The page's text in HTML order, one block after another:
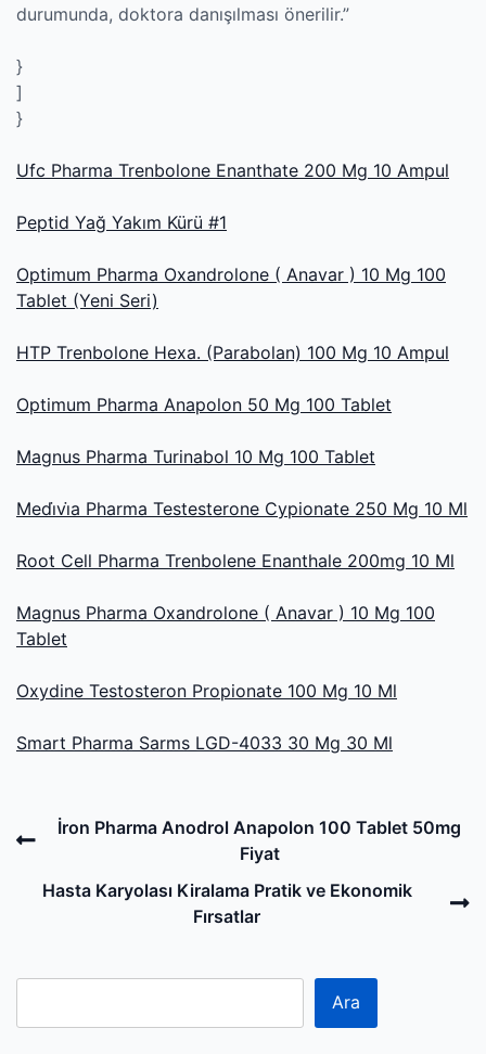
durumunda, doktora danışılması önerilir.”
}
]
}
Ufc Pharma Trenbolone Enanthate 200 Mg 10 Ampul
Peptid Yağ Yakım Kürü #1
Optimum Pharma Oxandrolone ( Anavar ) 10 Mg 100
Tablet (Yeni Seri)
HTP Trenbolone Hexa. (Parabolan) 100 Mg 10 Ampul
Optimum Pharma Anapolon 50 Mg 100 Tablet
Magnus Pharma Turinabol 10 Mg 100 Tablet
Medi̇vi̇a Pharma Testesterone Cypionate 250 Mg 10 Ml
Root Cell Pharma Trenbolene Enanthale 200mg 10 Ml
Magnus Pharma Oxandrolone ( Anavar ) 10 Mg 100
Tablet
Oxydine Testosteron Propionate 100 Mg 10 Ml
Smart Pharma Sarms LGD-4033 30 Mg 30 Ml
Post
Previousİron Pharma Anodrol Anapolon 100 Tablet 50mg
Fiyat
Hasta Karyolası Kiralama Pratik ve Ekonomik
Fırsatlar
Ara